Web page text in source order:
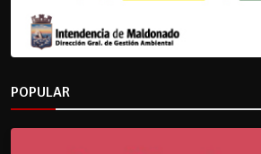
POPULAR